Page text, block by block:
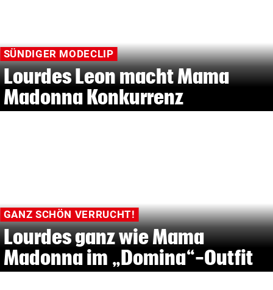
SÜNDIGER MODECLIP
Lourdes Leon macht Mama
Madonna Konkurrenz
GANZ SCHÖN VERRUCHT!
Lourdes ganz wie Mama
Madonna im „Domina“-Outfit